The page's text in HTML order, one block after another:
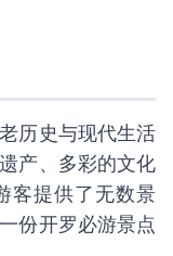
历史与现代生活
产、多彩的文化
客提供了无数景
份开罗必游景点